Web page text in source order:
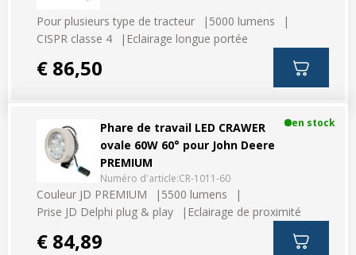
Pour plusieurs type de tracteur
5000 lumens
CISPR classe 4
Eclairage longue portée
€ 86,50
Phare de travail LED CRAWER
ovale 60W 60° pour John Deere
PREMIUM
Numéro d'article:CR-1011-60
en stock
Couleur JD PREMIUM
5500 lumens
Prise JD Delphi plug & play
Eclairage de proximité
€ 84,89